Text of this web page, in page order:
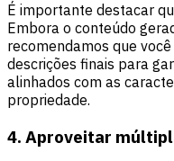
É importante destacar
Embora o conteúdo
recomendamos que
descrições finais para
alinhados com as
propriedade.
4. Aproveitar